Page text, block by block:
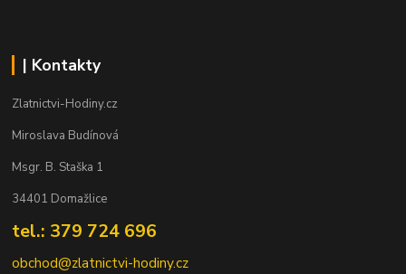
| Kontakty
Zlatnictvi-Hodiny.cz
Miroslava Budínová
Msgr. B. Staška 1
34401 Domažlice
tel.: 379 724 696
obchod@zlatnictvi-hodiny.cz